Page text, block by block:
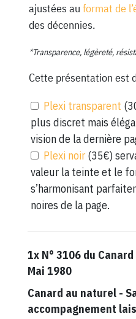
ajustées au format de
des décennies.
*Transparence, légèreté,
Cette présentation est
Plexi transparent
plus discret mais
vision de la dernière
Plexi noir (35€)
valeur la teinte et le
s’harmonisant
noires de la page.
1x N° 3106 du
Mai 1980
Canard au naturel-
accompagnement